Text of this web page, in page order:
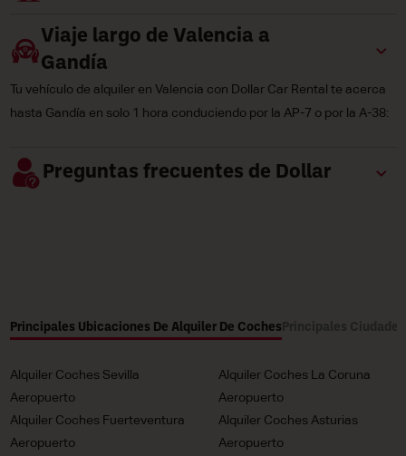
Viaje largo de Valencia a
Gandía
Tu vehículo de alquiler en Valencia con Dollar Car Rental te acerca
hasta Gandía en solo 1 hora conduciendo por la AP-7 o por la A-38:
Preguntas frecuentes de Dollar
Principales Ubicaciones De Alquiler De Coches
Alquiler Coches Sevilla
Aeropuerto
Alquiler Coches La Coruna
Aeropuerto
Alquiler Coches Fuerteventura
Aeropuerto
Alquiler Coches Asturias
Aeropuerto